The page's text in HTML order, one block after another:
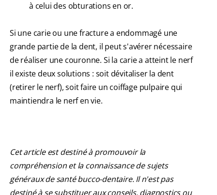
à celui des obturations en or.
Si une carie ou une fracture a endommagé une
grande partie de la dent, il peut s'avérer nécessaire
de réaliser une couronne. Si la carie a atteint le nerf
il existe deux solutions : soit dévitaliser la dent
(retirer le nerf), soit faire un coiffage pulpaire qui
maintiendra le nerf en vie.
Cet article est destiné à promouvoir la
compréhension et la connaissance de sujets
généraux de santé bucco-dentaire. Il n'est pas
destiné à se substituer aux conseils, diagnostics ou